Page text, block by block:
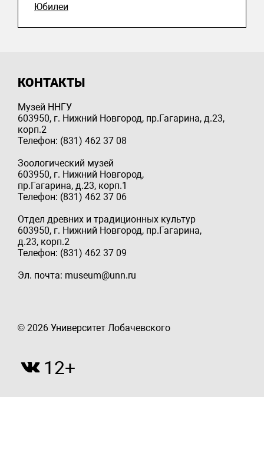
Юбилеи
КОНТАКТЫ
Музей ННГУ
603950, г. Нижний Новгород, пр.Гагарина, д.23,
корп.2
Телефон: (831) 462 37 08
Зоологический музей
603950, г. Нижний Новгород,
пр.Гагарина, д.23, корп.1
Телефон: (831) 462 37 06
Отдел древних и традиционных культур
603950, г. Нижний Новгород, пр.Гагарина,
д.23, корп.2
Телефон: (831) 462 37 09
Эл. почта: museum@unn.ru
© 2026 Университет Лобачевского
12+